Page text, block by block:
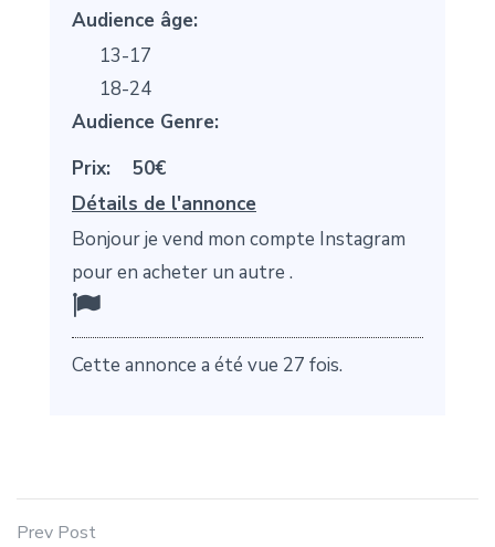
Audience âge:
13-17
18-24
Audience Genre:
Prix:
50€
Détails de l'annonce
Bonjour je vend mon compte Instagram
pour en acheter un autre .
Cette annonce a été vue 27 fois.
Prev Post